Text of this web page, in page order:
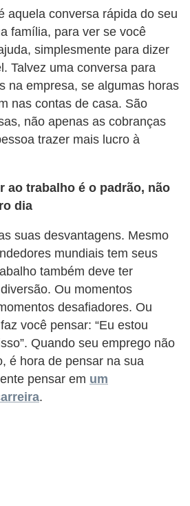
aquela conversa rápida do seu
família, para ver se você
simplesmente para dizer
Talvez uma conversa para
na empresa, se algumas horas
nas contas de casa. São
não apenas as cobranças
trazer mais lucro à
ao trabalho é o padrão, não
dia
suas desvantagens. Mesmo
mundiais tem seus
também deve ter
Ou momentos
desafiadores. Ou
você pensar: “Eu estou
Quando seu emprego não
é hora de pensar na sua
pensar em um
.